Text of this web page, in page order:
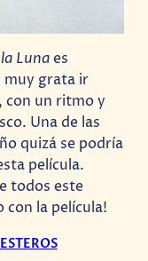
Lunaes
muy grata ir
con un ritmo y
Una de las
quizá se podría
película.
todos este
con la película!